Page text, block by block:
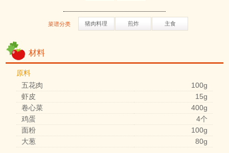
菜谱分类 猪肉料理 煎炸 主食
材料
原料
五花肉
100g
虾皮
15g
卷心菜
400g
鸡蛋
4个
面粉
100g
大葱
80g